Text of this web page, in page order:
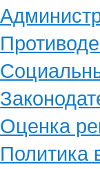
Оценка
Политика